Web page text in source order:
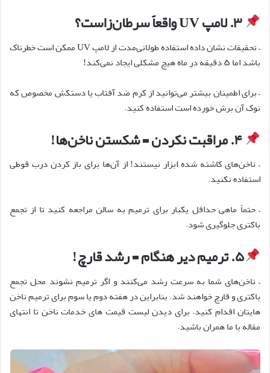
۳.لامپUVواقعاً سرطانزاست؟
–تحقیقات نشان داده استفاده طولانیمدت از لامپUV
ممکن است خطرناک
باشد اما۵دقیقه در ماه هیچ مشکلی ایجاد نمیکند!
–برای اطمینان بیشتر میتوانید از کرم ضد آفتاب یا دستکش مخصوص که
نوک آن برش خورده است استفاده کنید.
۴.مراقبت نکردن = شکستن ناخنها!
– ناخنهای کاشته شده ابزار نیستند! از آنها برای باز کردن درب قوطی
استفاده نکنید.
–حتماً ماهی حداقل یکبار برای ترمیم به سالن مراجعه کنید تا از تجمع
باکتری جلوگیری شود.
۵.ترمیم دیر هنگام = رشد قارچ!
– ناخنهای شما به سرعت رشد میکنند و اگر ترمیم نشوند محل تجمع
باکتری و قارچ خواهند شد. بنابراین در هفته دوم یا سوم برای ترمیم ناخن
هایتان اقدام کنید. برای دیدن لیست قیمت های خدمات ناخن تا انتهای
مقاله با ما همران باشید.